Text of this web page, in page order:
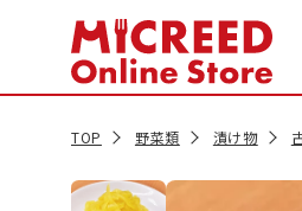
TOP 野菜類 漬け物